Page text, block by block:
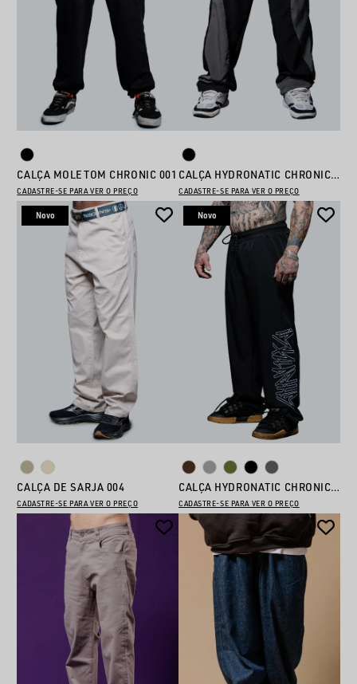
CALÇA MOLETOM CHRONIC 001
CADASTRE-SE PARA VER O PREÇO
CALÇA HYDRONATIC CHRONIC 03
CADASTRE-SE PARA VER O PREÇO
Novo
CALÇA DE SARJA 004
CADASTRE-SE PARA VER O PREÇO
Novo
CALÇA HYDRONATIC CHRONIC 02
CADASTRE-SE PARA VER O PREÇO